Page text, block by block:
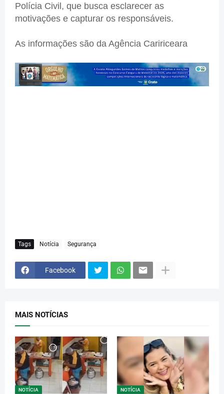
Polícia Civil, que busca esclarecer as
motivações e capturar os responsáveis.
As informações são da Agência Caririceara
Tags Notícia Segurança
Facebook
MAIS NOTÍCIAS
NOTÍCIA NOTÍCIA